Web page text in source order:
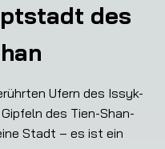
des
Ufern des Issyk-
des Tien-Shan-
Stadt – es ist ein